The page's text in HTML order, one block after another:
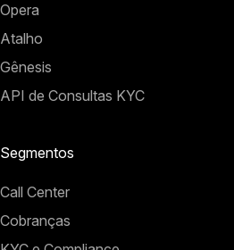
Opera
Atalho
Gênesis
API de Consultas KYC
Segmentos
Call Center
Cobranças